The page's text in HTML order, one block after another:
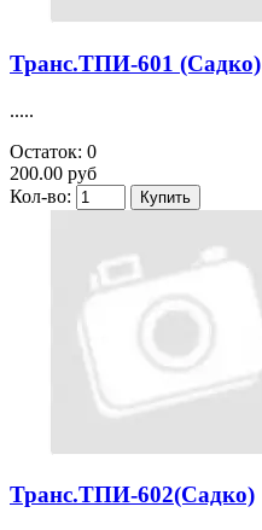
Транс.ТПИ-601 (Садко)
.....
Остаток: 0
200.00 руб
Кол-во:
Транс.ТПИ-602(Садко)